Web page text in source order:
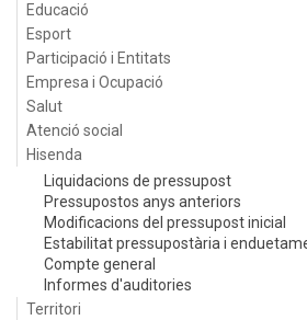
Educació
Esport
Participació i Entitats
Empresa i Ocupació
Salut
Atenció social
Hisenda
Liquidacions de pressupost
Pressupostos anys anteriors
Modificacions del pressupost inicial
Estabilitat pressupostària i
Compte general
Informes d'auditories
Territori